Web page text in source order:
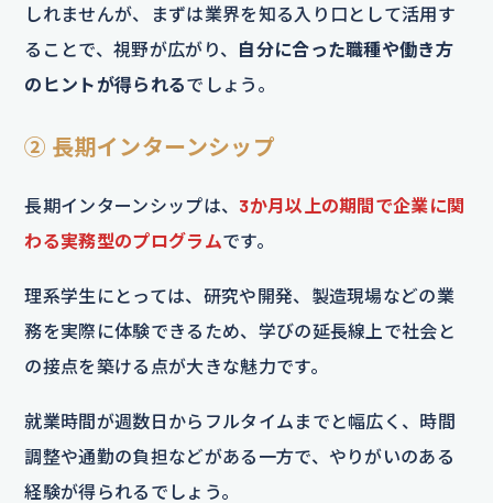
しれませんが、まずは業界を知る入り口として活用す
ることで、視野が広がり、 自分に合った職種や働き方
のヒントが得られるでしょう。
② 長期インターンシップ
長期インターンシップは、 3か月以上の期間で企業に関
わる実務型のプログラムです。
理系学生にとっては、研究や開発、製造現場などの業
務を実際に体験できるため、学びの延長線上で社会と
の接点を築ける点が大きな魅力です。
就業時間が週数日からフルタイムまでと幅広く、時間
調整や通勤の負担などがある一方で、やりがいのある
経験が得られるでしょう。